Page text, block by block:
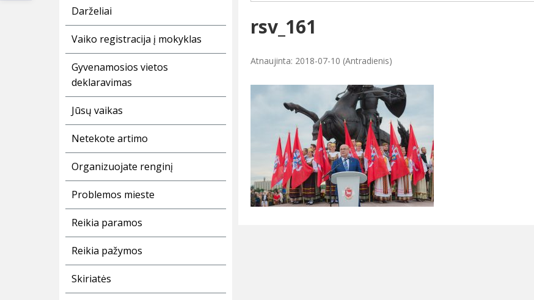
Darželiai
Vaiko registracija į mokyklas
Gyvenamosios vietos
deklaravimas
Jūsų vaikas
Netekote artimo
Organizuojate renginį
Problemos mieste
Reikia paramos
Reikia pažymos
Skiriatės
rsv_161
Atnaujinta: 2018-07-10 (Antradienis)